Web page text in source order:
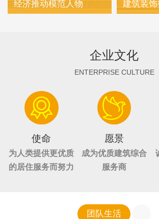
经济推动模范人物 建筑装
企业文化
ENTERPRISE CULTURE
使命
为人类提供更优质
的居住服务而努力
愿景
成为优质建筑综合
服务商
团队生活